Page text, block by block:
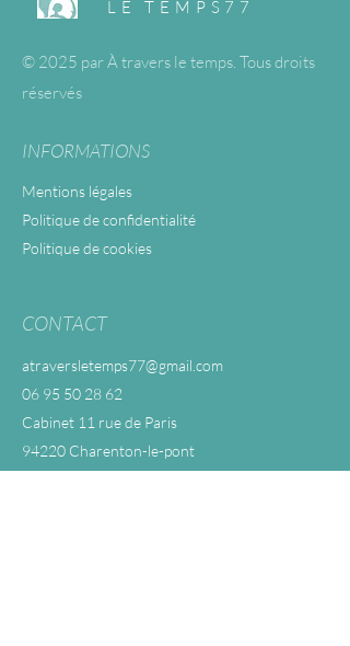
LE TEMPS77
© 2025 par À travers le temps. Tous droits
réservés
INFORMATIONS
Mentions légales
Politique de confidentialité
Politique de cookies
CONTACT
atraversletemps77@gmail.com
06 95 50 28 62
Cabinet 11 rue de Paris
94220 Charenton-le-pont